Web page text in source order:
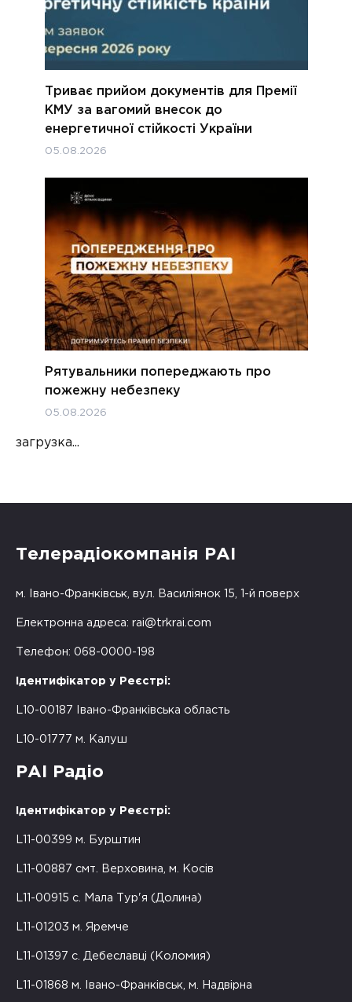
Триває прийом документів для Премії
КМУ за вагомий внесок до
енергетичної стійкості України
05.08.2026
Рятувальники попереджають про
пожежну небезпеку
05.08.2026
загрузка...
Телерадіокомпанія РАІ
м. Івано-Франківськ, вул. Василіянок 15, 1-й поверх
Електронна адреса: rai@trkrai.com
Телефон: 068-0000-198
Ідентифікатор у Реєстрі:
L10-00187 Івано-Франківська область
L10-01777 м. Калуш
РАІ Радіо
Ідентифікатор у Реєстрі:
L11-00399 м. Бурштин
L11-00887 смт. Верховина, м. Косів
L11-00915 с. Мала Тур'я (Долина)
L11-01203 м. Яремче
L11-01397 с. Дебеславці (Коломия)
L11-01868 м. Івано-Франківськ, м. Надвірна